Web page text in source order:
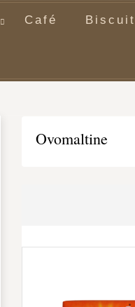
Café
Ovomaltine